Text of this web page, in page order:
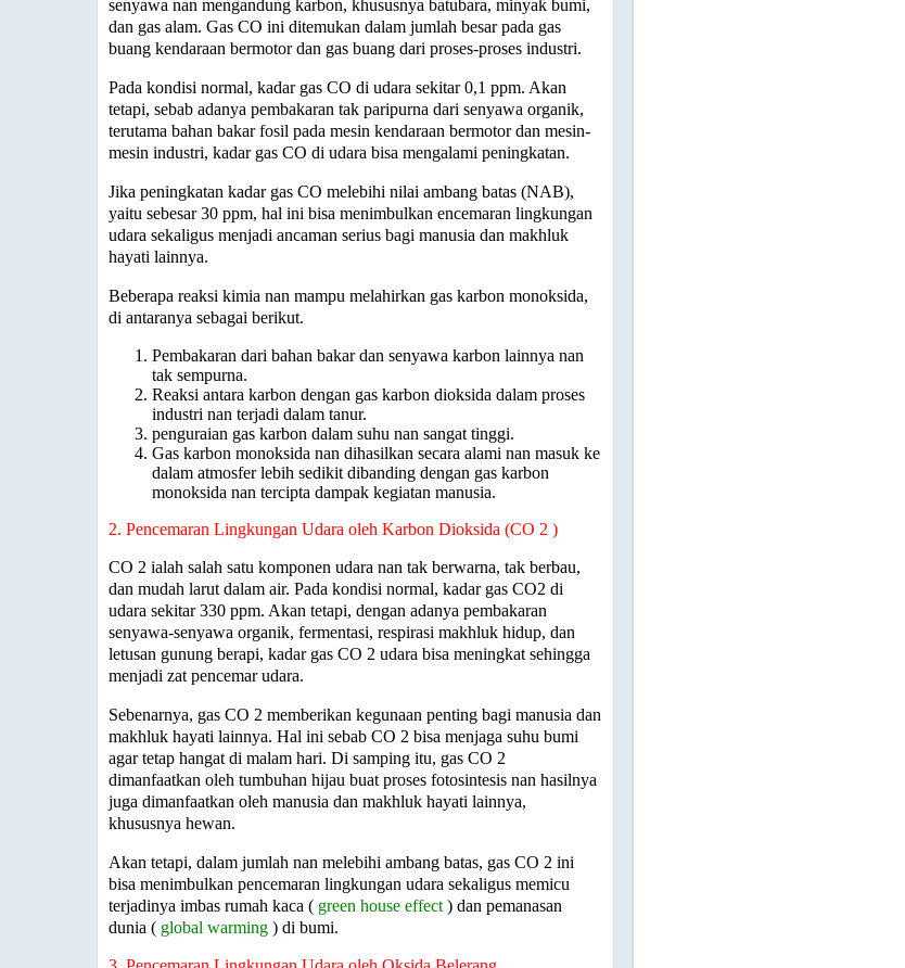
senyawa nan mengandung karbon, khususnya batubara, minyak bumi,
dan gas alam. Gas CO ini ditemukan dalam jumlah besar pada gas
buang kendaraan bermotor dan gas buang dari proses-proses industri.
Pada kondisi normal, kadar gas CO di udara sekitar 0,1 ppm. Akan
tetapi, sebab adanya pembakaran tak paripurna dari senyawa organik,
terutama bahan bakar fosil pada mesin kendaraan bermotor dan mesin-
mesin industri, kadar gas CO di udara bisa mengalami peningkatan.
Jika peningkatan kadar gas CO melebihi nilai ambang batas (NAB),
yaitu sebesar 30 ppm, hal ini bisa menimbulkan encemaran lingkungan
udara sekaligus menjadi ancaman serius bagi manusia dan makhluk
hayati lainnya.
Beberapa reaksi kimia nan mampu melahirkan gas karbon monoksida,
di antaranya sebagai berikut.
Pembakaran dari bahan bakar dan senyawa karbon lainnya nan
tak sempurna.
Reaksi antara karbon dengan gas karbon dioksida dalam proses
industri nan terjadi dalam tanur.
penguraian gas karbon dalam suhu nan sangat tinggi.
Gas karbon monoksida nan dihasilkan secara alami nan masuk ke
dalam atmosfer lebih sedikit dibanding dengan gas karbon
monoksida nan tercipta dampak kegiatan manusia.
2. Pencemaran Lingkungan Udara oleh Karbon Dioksida (CO 2 )
CO 2 ialah salah satu komponen udara nan tak berwarna, tak berbau,
dan mudah larut dalam air. Pada kondisi normal, kadar gas CO2 di
udara sekitar 330 ppm. Akan tetapi, dengan adanya pembakaran
senyawa-senyawa organik, fermentasi, respirasi makhluk hidup, dan
letusan gunung berapi, kadar gas CO 2 udara bisa meningkat sehingga
menjadi zat pencemar udara.
Sebe­narnya, gas CO 2 memberikan kegunaan pen­ting bagi manusia dan
makhluk hayati lainnya. Hal ini sebab CO 2 bisa menjaga suhu bumi
agar tetap hangat di malam hari. Di samping itu, gas CO 2
dimanfaatkan oleh tumbuhan hijau buat proses fotosintesis nan hasilnya
juga dimanfaatkan oleh manusia dan makhluk hayati lainnya,
khususnya hewan.
Akan tetapi, dalam jumlah nan melebihi ambang batas, gas CO 2 ini
bisa menimbulkan pencemaran lingkungan udara sekaligus memicu
terjadinya imbas rumah kaca ( green house effect ) dan pemanasan
dunia ( global warming ) di bumi.